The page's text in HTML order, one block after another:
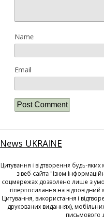
Name
Email
News UKRAINE
Цитування і відтворення будь-яких
з веб-сайта "Ізюм
соцмережах дозволено лише з
гіперпосилання на
Цитування, використання і
друкованих виданнях),
письмового